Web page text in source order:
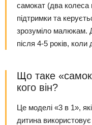
самокат (два колеса
підтримки та
зрозуміло малюкам.
після 4-5 років, коли
Що таке
кого він?
Це моделі «3 в 1»,
дитина